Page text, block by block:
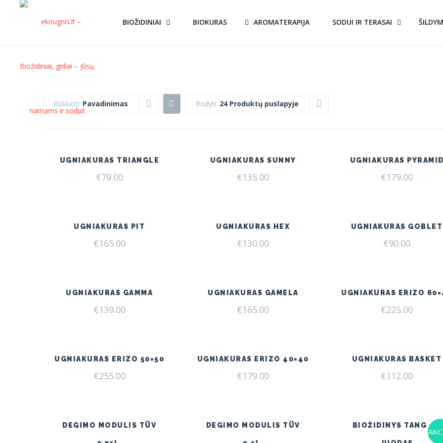
BIOŽIDINIAI BIOKURAS AROMATERAPIJA SODUI IR TERASAI
Rūšiuoti: Pavadinimas Rodyti: 24 Produktų puslapyje
UGNIAKURAS TRIANGLE
€79.00
UGNIAKURAS SUNNY
€135.00
UGNIAKURAS PYRAMID
€179.00
UGNIAKURAS PIT
€165.00
UGNIAKURAS HEX
€130.00
UGNIAKURAS GOBLET
€90.00
UGNIAKURAS GAMMA
€139.00
UGNIAKURAS GAMELA
€165.00
UGNIAKURAS ERIZO
€225.00
UGNIAKURAS ERIZO 50×50
€255.00
UGNIAKURAS ERIZO 40×40
€179.00
UGNIAKURAS BASKET
€112.00
DEGIMO MODULIS TÜV DEGIMO MODULIS TÜV BIOŽIDINYS TANGO 4